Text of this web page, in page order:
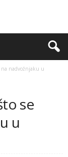
na nadvožnjaku u
se
u